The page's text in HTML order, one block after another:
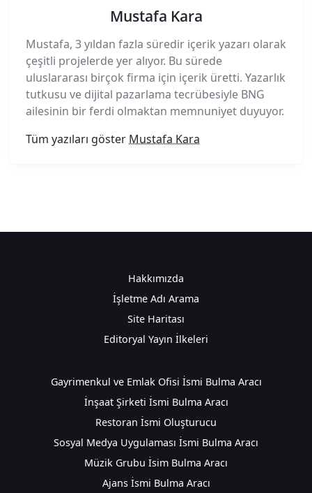
Mustafa Kara
Mustafa, 3 yıldan fazla süredir içerik yazarı olarak
çeşitli projelerde yer alıyor. Bu sürede
uluslararası birçok firma için içerik üretti. Yazarlık
tutkusu ve dijital pazarlama tecrübesiyle BNG
ailesinin bir ferdi olmaktan memnuniyet duyuyor.
Tüm yazıları göster Mustafa Kara
Hakkımızda
İşletme Adı Arama
Site Haritası
Editoryal Yayın İlkeleri
Gayrimenkul ve Emlak Ofisi İsmi Bulma Aracı
İnşaat Şirketi İsmi Bulma Aracı
Restoran İsmi Oluşturucu
Sosyal Medya Uygulaması İsmi Bulma Aracı
Müzik Grubu İsim Bulma Aracı
Ajans İsmi Bulma Aracı